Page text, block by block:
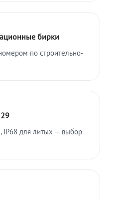
бирки
по строительно-
IP68 для литых — выбор